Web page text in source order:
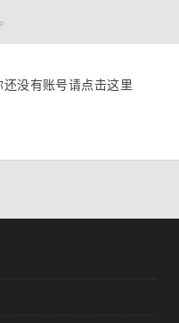
没有账号请点击这里